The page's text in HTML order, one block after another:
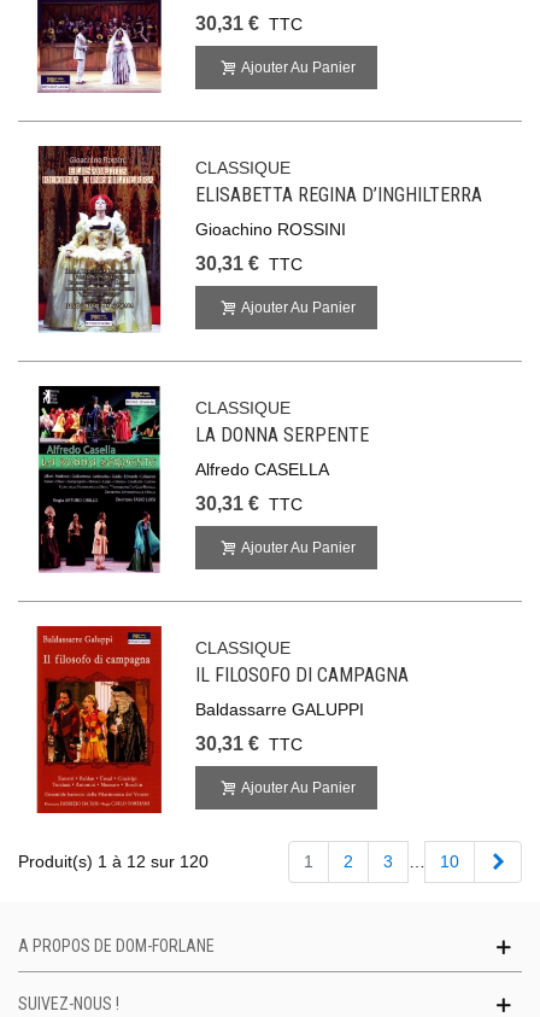
30,31 € TTC
Ajouter Au Panier
CLASSIQUE
ELISABETTA REGINA D’INGHILTERRA
Gioachino ROSSINI
30,31 € TTC
Ajouter Au Panier
CLASSIQUE
LA DONNA SERPENTE
Alfredo CASELLA
30,31 € TTC
Ajouter Au Panier
CLASSIQUE
IL FILOSOFO DI CAMPAGNA
Baldassarre GALUPPI
30,31 € TTC
Ajouter Au Panier
Produit(s) 1 à 12 sur 120 1 2 3 10
A PROPOS DE DOM-FORLANE
SUIVEZ-NOUS !